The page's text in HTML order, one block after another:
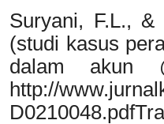
Suryani, F.L.,
(studi kasus
dalam akun
http://